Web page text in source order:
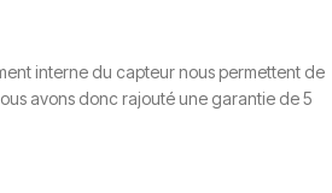
interne du capteur nous permettent de
avons donc rajouté une garantie de 5